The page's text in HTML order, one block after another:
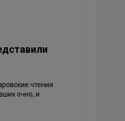
чтения
очно, и